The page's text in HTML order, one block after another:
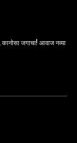
जगाचा! आवाज नव्या